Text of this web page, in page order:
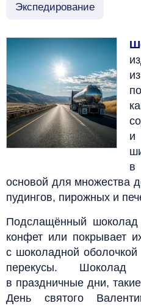
Экспедирование
и
в
основой для множества
пудингов, пирожных и
Подслащённый шоколад
конфет или покрывает
с шоколадной
перекусы. Шоколад
в праздничные дни,
День святого